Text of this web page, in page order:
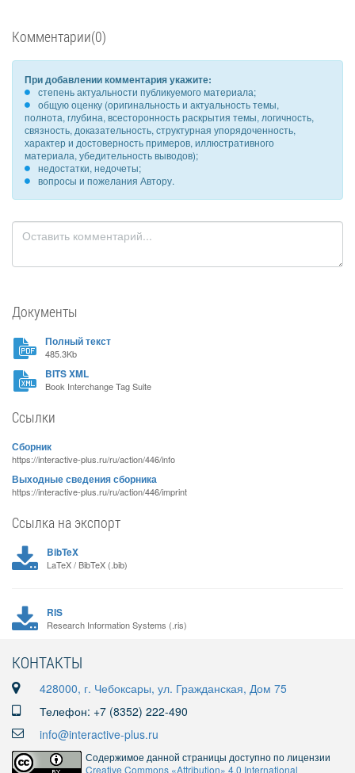
Комментарии(0)
При добавлении комментария укажите:
степень актуальности публикуемого материала;
общую оценку (оригинальность и актуальность темы,
полнота, глубина, всесторонность раскрытия темы, логичность,
связность, доказательность, структурная упорядоченность,
характер и достоверность примеров, иллюстративного
материала, убедительность выводов);
недостатки, недочеты;
вопросы и пожелания Автору.
Документы
Полный текст
485.3Kb
BITS XML
Book Interchange Tag Suite
Ссылки
Сборник
https://interactive-plus.ru/ru/action/446/info
Выходные сведения сборника
https://interactive-plus.ru/ru/action/446/imprint
Ссылка на экспорт
BibTeX
LaTeX / BibTeX (.bib)
RIS
Research Information Systems (.ris)
КОНТАКТЫ
428000, г. Чебоксары, ул. Гражданская, Дом 75
Телефон: +7 (8352) 222-490
info@interactive-plus.ru
Содержимое данной страницы доступно по лицензии
Creative Commons «Attribution» 4.0 International